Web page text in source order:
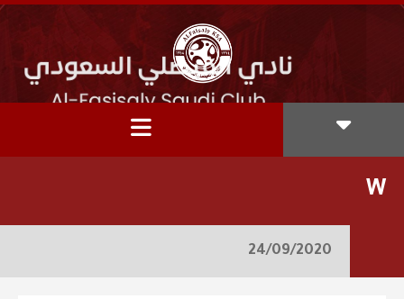
W
24/09/2020